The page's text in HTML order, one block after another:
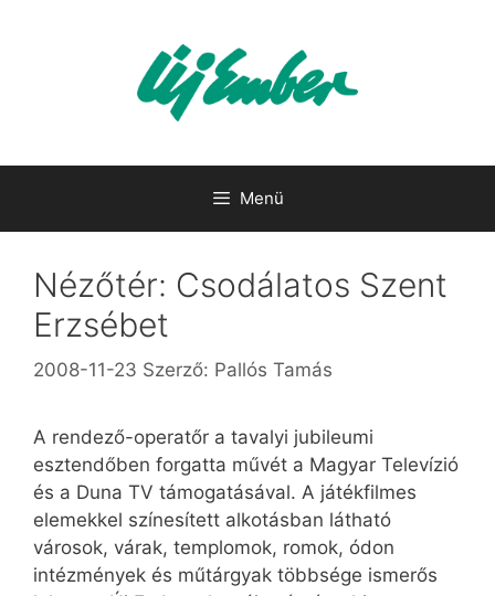
Menü
Nézőtér: Csodálatos Szent
Erzsébet
2008-11-23 Szerző: Pallós Tamás
A rendező-operatőr a tavalyi jubileumi
esztendőben forgatta művét a Magyar Televízió
és a Duna TV támogatásával. A játékfilmes
elemekkel színesített alkotásban látható
városok, várak, templomok, romok, ódon
intézmények és műtárgyak többsége ismerős